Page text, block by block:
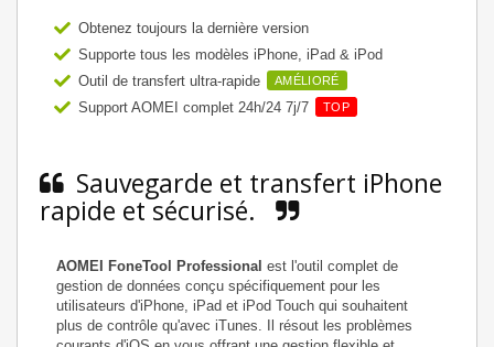
Obtenez toujours la dernière version
Supporte tous les modèles iPhone, iPad & iPod
Outil de transfert ultra-rapide
AMÉLIORÉ
Support AOMEI complet 24h/24 7j/7 TOP
Sauvegarde et transfert iPhone
rapide et sécurisé.
AOMEI FoneTool Professional est l'outil complet de
gestion de données conçu spécifiquement pour les
utilisateurs d'iPhone, iPad et iPod Touch qui souhaitent
plus de contrôle qu'avec iTunes. Il résout les problèmes